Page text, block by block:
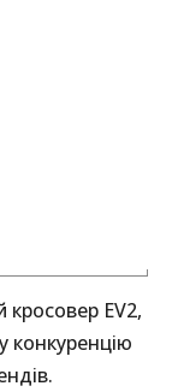
EV2,
конкуренцію